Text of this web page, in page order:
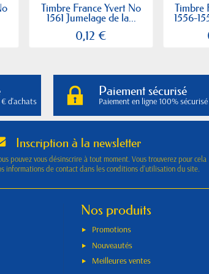
Timbre France Yvert No
1561 Jumelage de la...
0,12 €
Timbre
1556-
€ d'achats
Paiement sécurisé
Paiement en ligne 100% sécurisé
Inscription à la newsletter
pouvez vous désinscrire à tout moment. Vous trouverez pour cela
informations de contact dans les conditions d'utilisation du site.
Nos produits
Promotions
Nouveautés
Meilleures ventes